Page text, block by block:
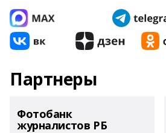
Партнеры
Фотобанк
журналистов РБ